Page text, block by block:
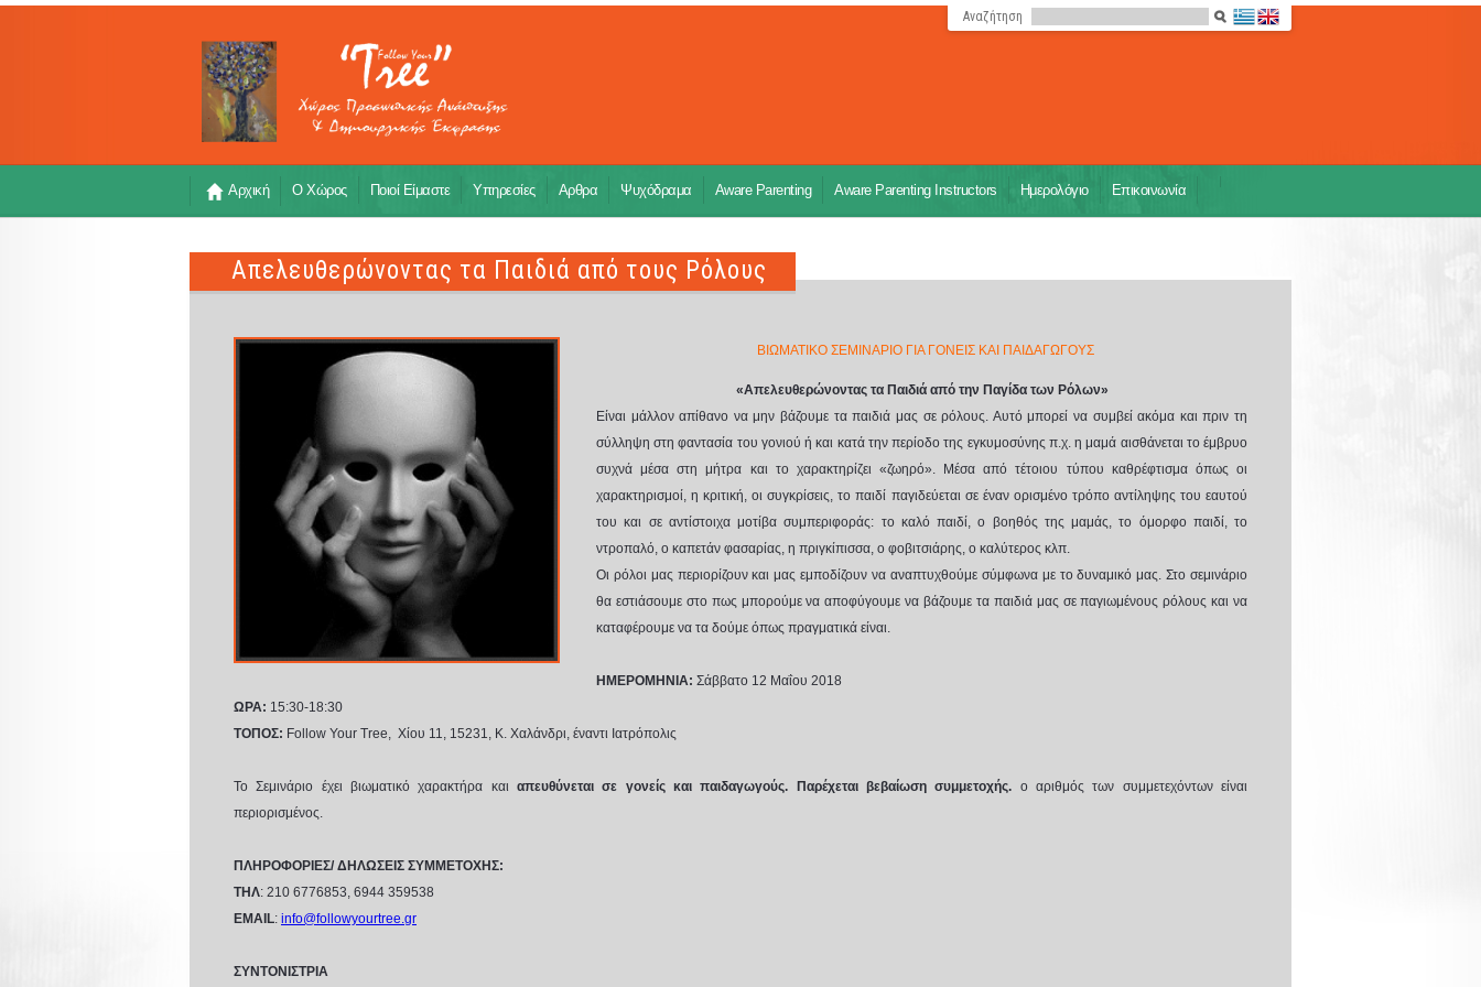
Αναζήτηση
Αρχική Ο Χώρος Ποιοί Είμαστε Υπηρεσίες Αρθρα Ψυχόδραμα Aware Parenting Aware Parenting Instructors Ημερολόγιο Επικοινωνία
Απελευθερώνοντας τα Παιδιά από τους Ρόλους
ΒΙΩΜΑΤΙΚΟ ΣΕΜΙΝΑΡΙΟ ΓΙΑ ΓΟΝΕΙΣ ΚΑΙ ΠΑΙΔΑΓΩΓΟΥΣ
«Απελευθερώνοντας τα Παιδιά από την Παγίδα των Ρόλων»
Είναι μάλλον απίθανο να μην βάζουμε τα παιδιά μας σε ρόλους. Αυτό μπορεί να συμβεί ακόμα και πριν τη
σύλληψη στη φαντασία του γονιού ή και κατά την περίοδο της εγκυμοσύνης π.χ. η μαμά αισθάνεται το έμβρυο
συχνά μέσα στη μήτρα και το χαρακτηρίζει «ζωηρό». Μέσα από τέτοιου τύπου καθρέφτισμα όπως οι
χαρακτηρισμοί, η κριτική, οι συγκρίσεις, το παιδί παγιδεύεται σε έναν ορισμένο τρόπο αντίληψης του εαυτού
του και σε αντίστοιχα μοτίβα συμπεριφοράς: το καλό παιδί, ο βοηθός της μαμάς, το όμορφο παιδί, το
ντροπαλό, ο καπετάν φασαρίας, η πριγκίπισσα, ο φοβιτσιάρης, ο καλύτερος κλπ.
Οι ρόλοι μας περιορίζουν και μας εμποδίζουν να αναπτυχθούμε σύμφωνα με το δυναμικό μας. Στο σεμινάριο
θα εστιάσουμε στο πως μπορούμε να αποφύγουμε να βάζουμε τα παιδιά μας σε παγιωμένους ρόλους και να
καταφέρουμε να τα δούμε όπως πραγματικά είναι.
ΗΜΕΡΟΜΗΝΙΑ: Σάββατο 12 Μαΐου 2018
ΩΡΑ: 15:30-18:30
ΤΟΠΟΣ: Follow Your Tree, Χίου 11, 15231, Κ. Χαλάνδρι, έναντι Ιατρόπολις
Το Σεμινάριο έχει βιωματικό χαρακτήρα και απευθύνεται σε γονείς και παιδαγωγούς. Παρέχεται βεβαίωση συμμετοχής. ο αριθμός των συμμετεχόντων είναι
περιορισμένος.
ΠΛΗΡΟΦΟΡΙΕΣ/ ΔΗΛΩΣΕΙΣ ΣΥΜΜΕΤΟΧΗΣ:
ΤΗΛ: 210 6776853, 6944 359538
ΕMAIL: info@followyourtree.gr
ΣΥΝΤΟΝΙΣΤΡΙΑ